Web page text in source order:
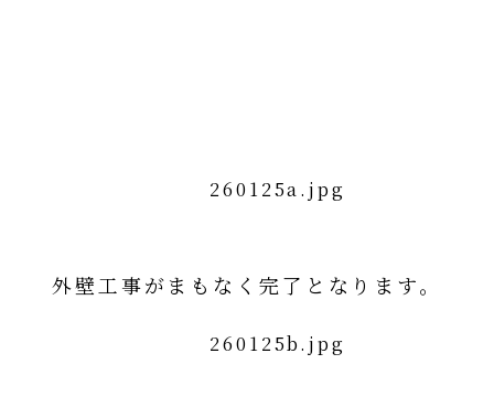
外壁工事がまもなく完了となります。